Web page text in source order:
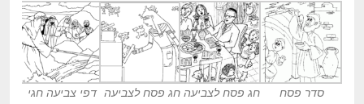
סדר פסח
חג פסח לצביעה חג פסח לצביעה דפי צביעה חגי